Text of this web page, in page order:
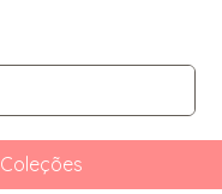
Coleções